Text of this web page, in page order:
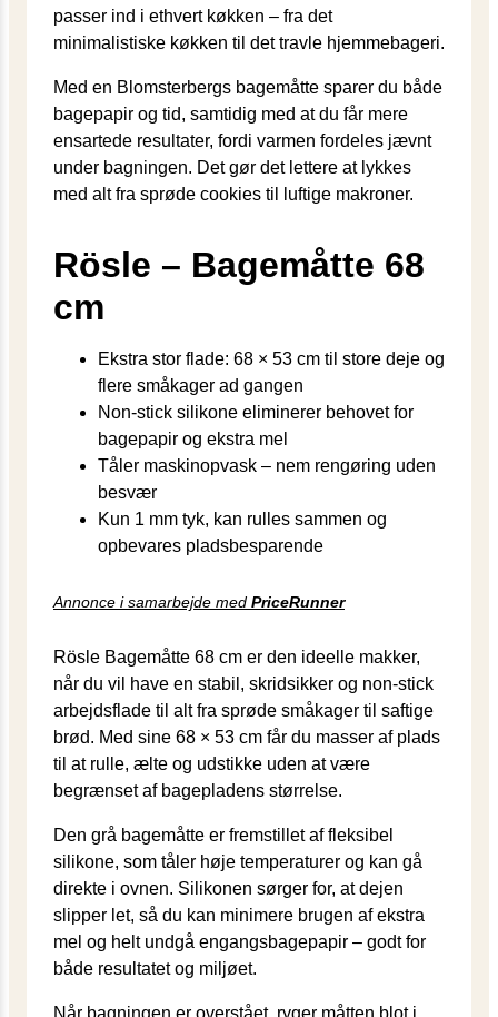
passer ind i ethvert køkken – fra det
minimalistiske køkken til det travle hjemmebageri.
Med en Blomsterbergs bagemåtte sparer du både
bagepapir og tid, samtidig med at du får mere
ensartede resultater, fordi varmen fordeles jævnt
under bagningen. Det gør det lettere at lykkes
med alt fra sprøde cookies til luftige makroner.
Rösle – Bagemåtte 68
cm
Ekstra stor flade: 68 × 53 cm til store deje og
flere småkager ad gangen
Non-stick silikone eliminerer behovet for
bagepapir og ekstra mel
Tåler maskinopvask – nem rengøring uden
besvær
Kun 1 mm tyk, kan rulles sammen og
opbevares pladsbesparende
Annonce i samarbejde med PriceRunner
Rösle Bagemåtte 68 cm er den ideelle makker,
når du vil have en stabil, skridsikker og non-stick
arbejdsflade til alt fra sprøde småkager til saftige
brød. Med sine 68 × 53 cm får du masser af plads
til at rulle, ælte og udstikke uden at være
begrænset af bagepladens størrelse.
Den grå bage­måtte er fremstillet af fleksibel
silikone, som tåler høje temperaturer og kan gå
direkte i ovnen. Silikonen sørger for, at dejen
slipper let, så du kan minimere brugen af ekstra
mel og helt undgå engangsbagepapir – godt for
både resultatet og miljøet.
Når bagningen er overstået, ryger måtten blot i